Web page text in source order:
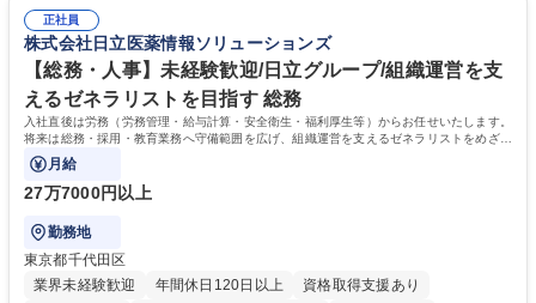
平均100件前後■メール・手紙：同上40件前後 募集職種 中野本社【お客様
相談室】お客様のお声をもとにより良い商品づくりへ貢献
すのでご安心ください。 【当社について】キリングループの広報機能を担
う会社として、お客様との出会いを大切にし、磨き上げたホスピタリティ
を込めてコミュニケーションをとりながら広報関連業務を行っておりま
す。 学歴・資格 学歴：大学院 大学 高専 短大 専修学校 高校 語学力： 資
格：
正社員
株式会社日立医薬情報ソリューションズ
【総務・人事】未経験歓迎/日立グループ/組織運営を支
えるゼネラリストを目指す 総務
入社直後は労務（労務管理・給与計算・安全衛生・福利厚生等）からお任せいたします。
将来は総務・採用・教育業務へ守備範囲を広げ、組織運営を支えるゼネラリストをめざせ
ます。
月給
27万7000円以上
勤務地
東京都千代田区
業界未経験歓迎
年間休日120日以上 資格取得支援あり